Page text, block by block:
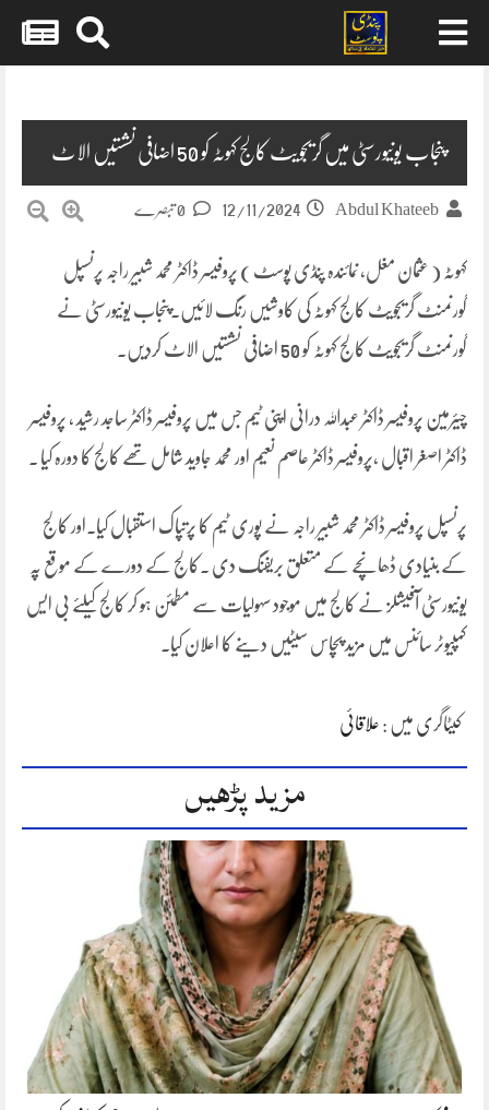
پنجاب یونیورسٹی میں گریجویٹ کالج کہوٹہ کو 50 اضافی نشستیں الاٹ
Abdul Khateeb
12/11/2024
کہوٹہ ( عثمان مغل، نمائندہ پنڈی پوسٹ ) پروفیسر ڈاکٹر محمد شبیر راجہ پرنسپل
گورنمنٹ گریجویٹ کالج کہوٹہ کی کاوشیں رنگ لائیں۔پنجاب یونیورسٹی نے
گورنمنٹ گریجویٹ کالج کہوٹہ کو 50 اضافی نشستیں الاٹ کردیں۔
چیئرمین پروفیسر ڈاکٹر عبداللہ درانی اپنی ٹیم جس میں پروفیسر ڈاکٹر ساجد رشید ، پروفیسر
ڈاکٹر اصغر اقبال ،پروفیسر ڈاکٹر عاصم نعیم اور محمد جاوید شامل تھے کالج کا دورہ کیا ۔
پرنسپل پروفیسر ڈاکٹر محمد شبیر راجہ نے پوری ٹیم کا پرتپاک استقبال کیا۔اور کالج
کے بنیادی ڈھانچے کے متعلق بریفنگ دی ۔کالج کے دورے کے موقع پہ
یونیورسٹی آفیشلز نے کالج میں موجود سہولیات سے مطمئن ہو کر کالج کیلئے بی ایس
کمپیوٹر سائنس میں مزید پچاس سیٹیں دینے کا اعلان کیا۔
کیٹاگری میں : علاقائی
مزید پڑھیں